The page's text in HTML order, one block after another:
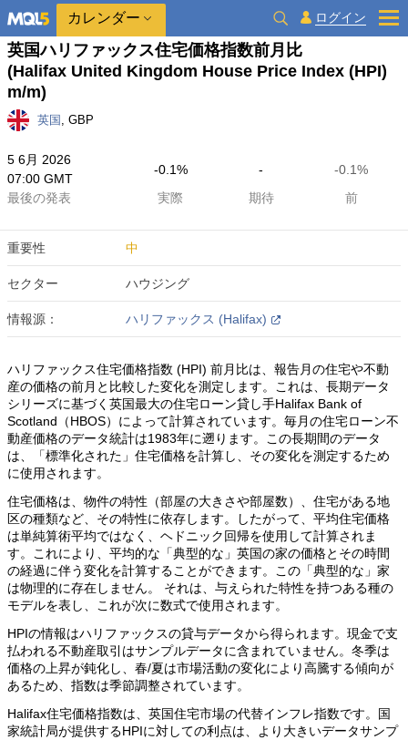
カレンダー ログイン
英国ハリファックス住宅価格指数前月比
(Halifax United Kingdom House Price Index (HPI)
m/m)
英国 , GBP
5 6月 2026
07:00 GMT
-0.1% -
-0.1%
最後の発表
実際 期待 前
重要性 中
セクター ハウジング
情報源： ハリファックス (Halifax)
ハリファックス住宅価格指数 (HPI) 前月比は、報告月の住宅や不動
産の価格の前月と比較した変化を測定します。これは、長期データ
シリーズに基づく英国最大の住宅ローン貸し手Halifax Bank of
Scotland（HBOS）によって計算されています。毎月の住宅ローン不
動産価格のデータ統計は1983年に遡ります。この長期間のデータ
は、「標準化された」住宅価格を計算し、その変化を測定するため
に使用されます。
住宅価格は、物件の特性（部屋の大きさや部屋数）、住宅がある地
区の種類など、その特性に依存します。したがって、平均住宅価格
は単純算術平均ではなく、ヘドニック回帰を使用して計算されま
す。これにより、平均的な「典型的な」英国の家の価格とその時間
の経過に伴う変化を計算することができます。この「典型的な」家
は物理的に存在しません。 それは、与えられた特性を持つある種の
モデルを表し、これが次に数式で使用されます。
HPIの情報はハリファックスの貸与データから得られます。現金で支
払われる不動産取引はサンプルデータに含まれていません。冬季は
価格の上昇が鈍化し、春/夏は市場活動の変化により高騰する傾向が
あるため、指数は季節調整されています。
Halifax住宅価格指数は、英国住宅市場の代替インフレ指数です。国
家統計局が提供するHPIに対しての利点は、より大きいデータサンプ